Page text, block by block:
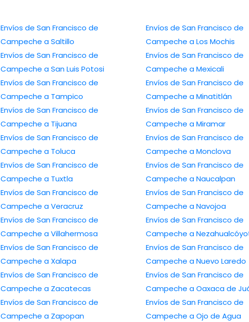
Envíos de San Francisco de
Campeche a Saltillo
Envíos de San Francisco de
Campeche a San Luis Potosi
Envíos de San Francisco de
Campeche a Tampico
Envíos de San Francisco de
Campeche a Tijuana
Envíos de San Francisco de
Campeche a Toluca
Envíos de San Francisco de
Campeche a Tuxtla
Envíos de San Francisco de
Campeche a Veracruz
Envíos de San Francisco de
Campeche a Villahermosa
Envíos de San Francisco de
Campeche a Xalapa
Envíos de San Francisco de
Campeche a Zacatecas
Envíos de San Francisco de
Campeche a Zapopan
Envíos de San Francisco de
Campeche a Los Mochis
Envíos de San Francisco de
Campeche a Mexicali
Envíos de San Francisco de
Campeche a Minatitlán
Envíos de San Francisco de
Campeche a Miramar
Envíos de San Francisco de
Campeche a Monclova
Envíos de San Francisco de
Campeche a Naucalpan
Envíos de San Francisco de
Campeche a Navojoa
Envíos de San Francisco de
Campeche a
Envíos de San Francisco de
Campeche a Nuevo Laredo
Envíos de San Francisco de
Campeche a Oaxaca de
Envíos de San Francisco de
Campeche a Ojo de Agua